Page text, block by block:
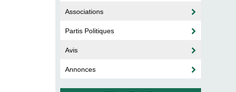
Associations
Partis Politiques
Avis
Annonces